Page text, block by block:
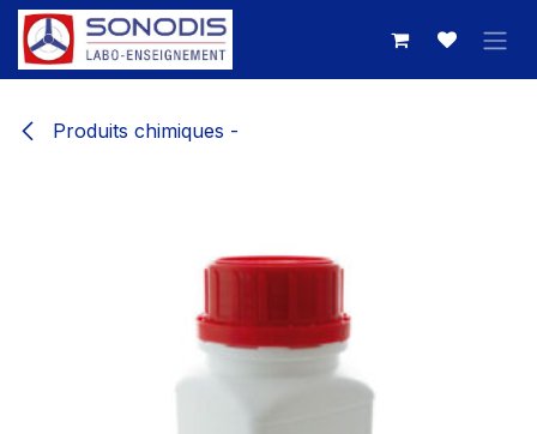
Se rendre au contenu
Produits chimiques -